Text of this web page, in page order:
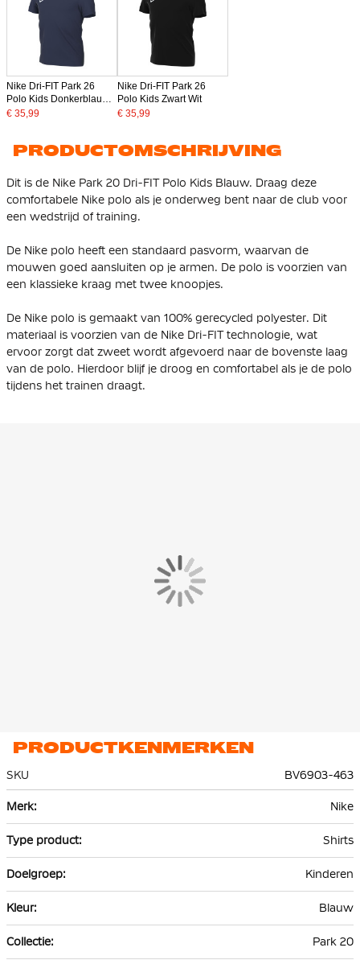
Nike Dri-FIT Park 26
Polo Kids Donkerblauw
Wit
€ 35,99
Nike Dri-FIT Park 26
Polo Kids Zwart Wit
€ 35,99
PRODUCTOMSCHRIJVING
Dit is de Nike Park 20 Dri-FIT Polo Kids Blauw. Draag deze
comfortabele Nike polo als je onderweg bent naar de club voor
een wedstrijd of training.
De Nike polo heeft een standaard pasvorm, waarvan de
mouwen goed aansluiten op je armen. De polo is voorzien van
een klassieke kraag met twee knoopjes.
De Nike polo is gemaakt van 100% gerecycled polyester. Dit
materiaal is voorzien van de Nike Dri-FIT technologie, wat
ervoor zorgt dat zweet wordt afgevoerd naar de bovenste laag
van de polo. Hierdoor blijf je droog en comfortabel als je de polo
tijdens het trainen draagt.
PRODUCTKENMERKEN
SKU
BV6903-463
informatie
Nike
Shirts
Kinderen
Blauw
Park 20